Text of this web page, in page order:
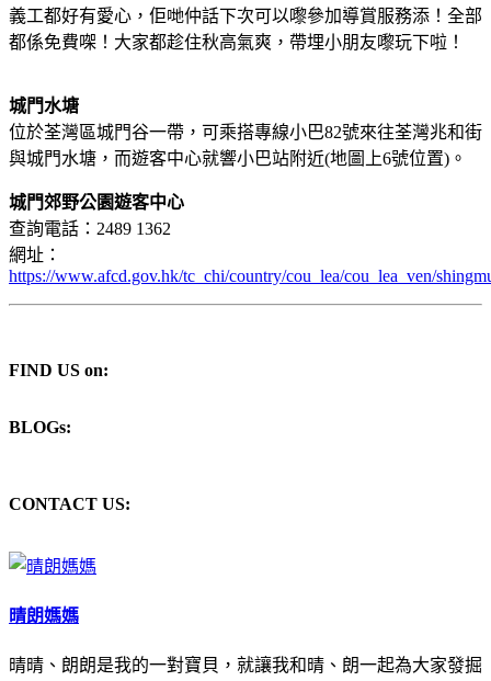
義工都好有愛心，佢哋仲話下次可以嚟參加導賞服務添！全部
都係免費㗎！ 大家都趁住秋高氣爽，帶埋小朋友嚟玩下啦！
城門水塘
位於荃灣區城門谷一帶，可乘搭專線小巴82號來往荃灣兆和街
與城門水塘，而遊客中心就響小巴站附近(地圖上6號位置)。
城門郊野公園遊客中心
查詢電話：2489 1362
網址：
https://www.afcd.gov.hk/tc_chi/country/cou_lea/cou_lea_ven/
FIND US on:
BLOGs:
CONTACT US:
晴朗媽媽
晴晴、朗朗是我的一對寶貝，就讓我和晴、朗一起為大家發掘